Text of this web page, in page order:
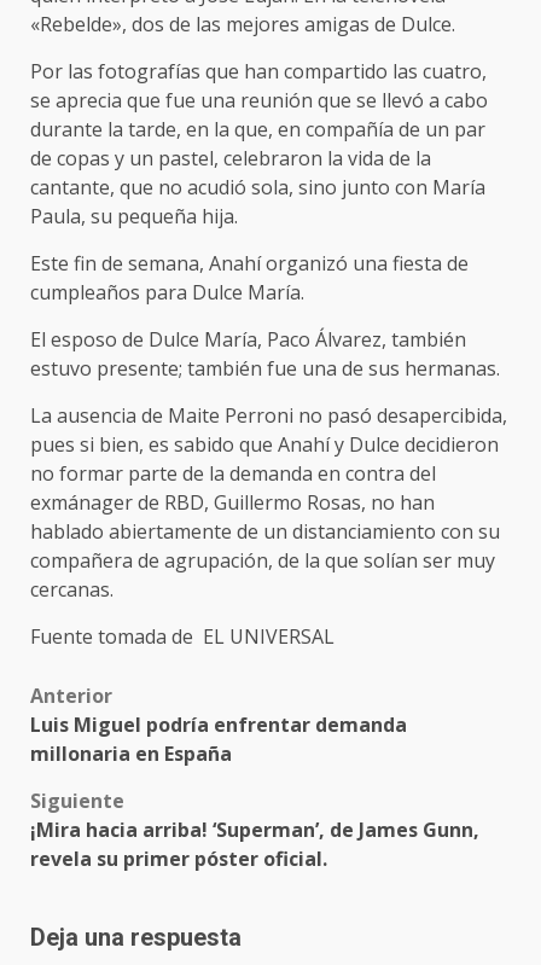
«Rebelde», dos de las mejores amigas de Dulce.
Por las fotografías que han compartido las cuatro,
se aprecia que fue una reunión que se llevó a cabo
durante la tarde, en la que, en compañía de un par
de copas y un pastel, celebraron la vida de la
cantante, que no acudió sola, sino junto con María
Paula, su pequeña hija.
Este fin de semana, Anahí organizó una fiesta de
cumpleaños para Dulce María.
El esposo de Dulce María, Paco Álvarez, también
estuvo presente; también fue una de sus hermanas.
La ausencia de Maite Perroni no pasó desapercibida,
pues si bien, es sabido que Anahí y Dulce decidieron
no formar parte de la demanda en contra del
exmánager de RBD, Guillermo Rosas, no han
hablado abiertamente de un distanciamiento con su
compañera de agrupación, de la que solían ser muy
cercanas.
Fuente tomada de EL UNIVERSAL
Post
navigation
Anterior
Luis Miguel podría enfrentar demanda
millonaria en España
Siguiente
¡Mira hacia arriba! ‘Superman’, de James Gunn,
revela su primer póster oficial.
Deja una respuesta